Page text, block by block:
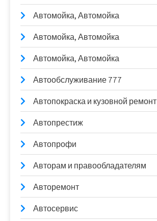
Автомойка, Автомойка
Автомойка, Автомойка
Автомойка, Автомойка
Автообслуживание 777
Автопокраска и кузовной ремонт
Автопрестиж
Автопрофи
Авторам и правообладателям
Авторемонт
Автосервис